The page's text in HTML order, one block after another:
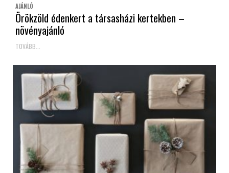
AJÁNLÓ
Örökzöld édenkert a társasházi kertekben –
növényajánló
TOVÁBB...